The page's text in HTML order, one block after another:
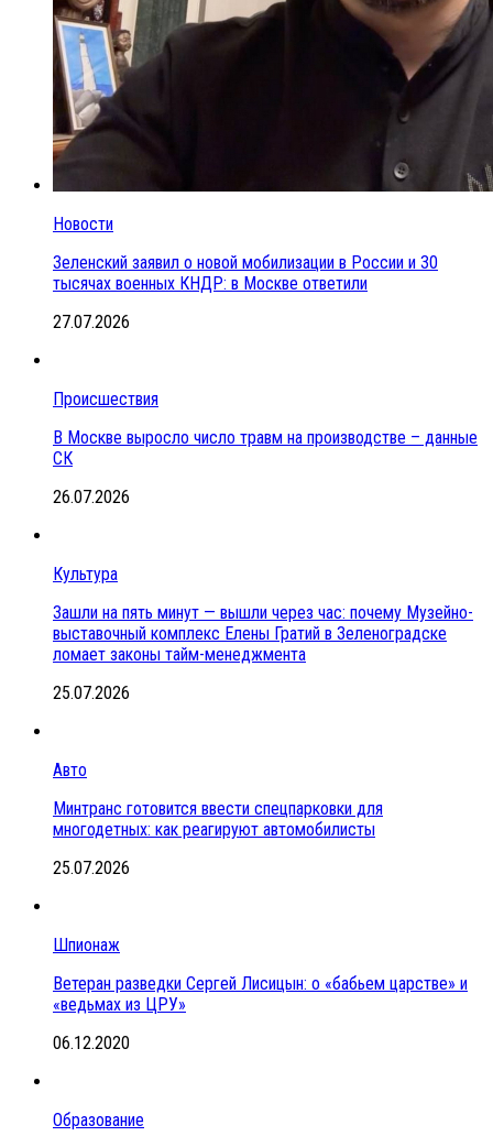
Новости
Зеленский заявил о новой мобилизации в России и 30
тысячах военных КНДР: в Москве ответили
27.07.2026
Происшествия
В Москве выросло число травм на производстве – данные
СК
26.07.2026
Культура
Зашли на пять минут — вышли через час: почему Музейно-
выставочный комплекс Елены Гратий в Зеленоградске
ломает законы тайм-менеджмента
25.07.2026
Авто
Минтранс готовится ввести спецпарковки для
многодетных: как реагируют автомобилисты
25.07.2026
Шпионаж
Ветеран разведки Сергей Лисицын: о «бабьем царстве» и
«ведьмах из ЦРУ»
06.12.2020
Образование